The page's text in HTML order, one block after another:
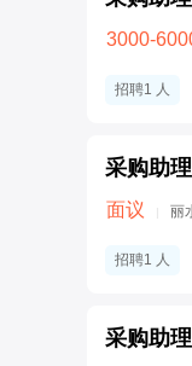
3000-
招聘1 人
采购助理
面议 丽
招聘1 人
采购助理